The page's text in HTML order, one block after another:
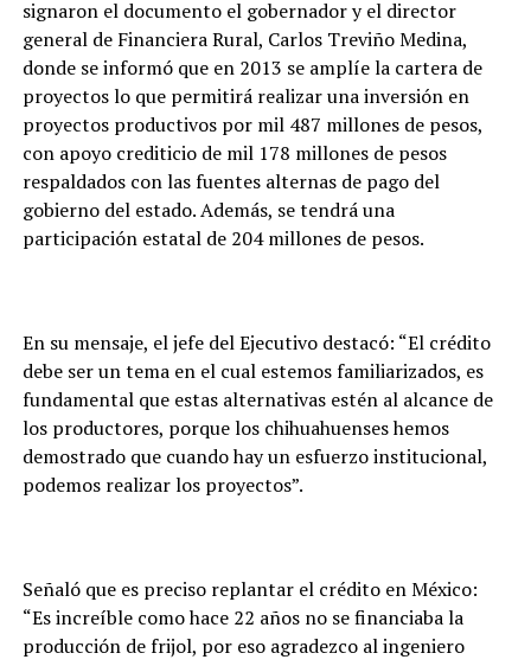
signaron el documento el gobernador y el director
general de Financiera Rural, Carlos Treviño Medina,
donde se informó que en 2013 se amplíe la cartera de
proyectos lo que permitirá realizar una inversión en
proyectos productivos por mil 487 millones de pesos,
con apoyo crediticio de mil 178 millones de pesos
respaldados con las fuentes alternas de pago del
gobierno del estado. Además, se tendrá una
participación estatal de 204 millones de pesos.
En su mensaje, el jefe del Ejecutivo destacó: “El crédito
debe ser un tema en el cual estemos familiarizados, es
fundamental que estas alternativas estén al alcance de
los productores, porque los chihuahuenses hemos
demostrado que cuando hay un esfuerzo institucional,
podemos realizar los proyectos”.
Señaló que es preciso replantar el crédito en México:
“Es increíble como hace 22 años no se financiaba la
producción de frijol, por eso agradezco al ingeniero